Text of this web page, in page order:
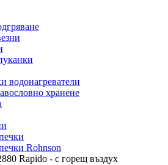
водонагреватели
хранене
Rohnson
Rapido - с горещ въздух